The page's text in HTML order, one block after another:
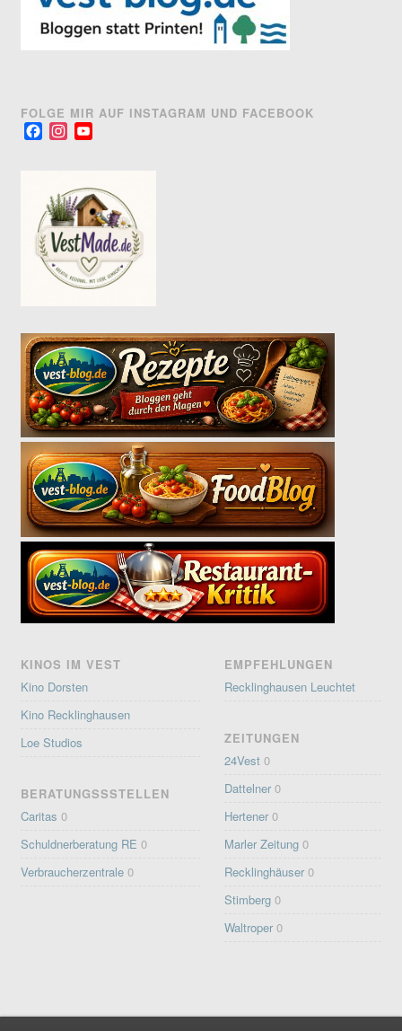
FOLGE MIR AUF INSTAGRAM UND FACEBOOK
FacebookInstagram
KINOS IM VEST
Kino Dorsten
Kino Recklinghausen
Loe Studios
BERATUNGSSSTELLEN
Caritas 0
Schuldnerberatung RE 0
Verbraucherzentrale 0
EMPFEHLUNGEN
Recklinghausen Leuchtet
ZEITUNGEN
24Vest 0
Dattelner 0
Hertener 0
Marler Zeitung 0
Recklinghäuser 0
Stimberg 0
Waltroper 0